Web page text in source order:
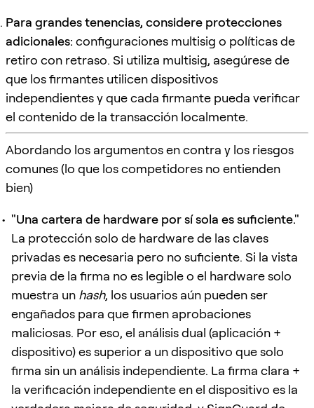
Para grandes tenencias, considere protecciones
adicionales: configuraciones multisig o políticas de
retiro con retraso. Si utiliza multisig, asegúrese de
que los firmantes utilicen dispositivos
independientes y que cada firmante pueda verificar
el contenido de la transacción localmente.
Abordando los argumentos en contra y los riesgos
comunes (lo que los competidores no entienden
bien)
"Una cartera de hardware por sí sola es suficiente."
La protección solo de hardware de las claves
privadas es necesaria pero no suficiente. Si la vista
previa de la firma no es legible o el hardware solo
muestra un hash, los usuarios aún pueden ser
engañados para que firmen aprobaciones
maliciosas. Por eso, el análisis dual (aplicación +
dispositivo) es superior a un dispositivo que solo
firma sin un análisis independiente. La firma clara +
la verificación independiente en el dispositivo es la